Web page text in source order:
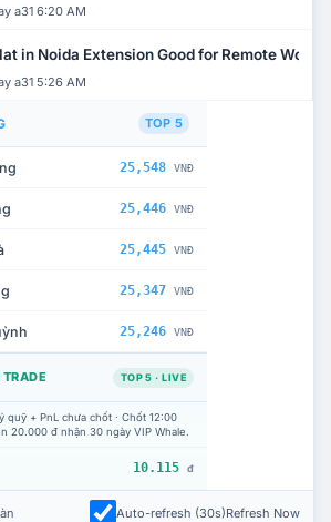
a31 6:20 AM
in Noida Extension Good for Remote Work?
a31 5:26 AM
TOP 5
25,548 VNĐ
25,446 VNĐ
25,445 VNĐ
25,347 VNĐ
25,246 VNĐ
TRADE TOP 5 · LIVE
quỹ + PnL chưa chốt · Chốt 12:00
20.000 đ nhận 30 ngày VIP Whale.
10.115 đ
Auto-refresh (30s)Refresh Now